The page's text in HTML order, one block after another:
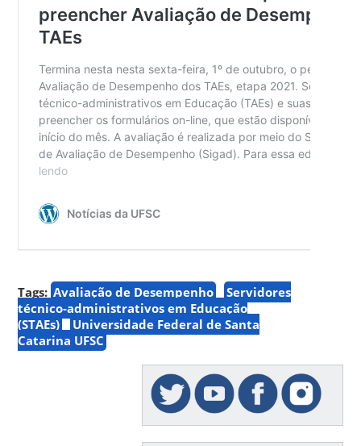
Tags: Avaliação de Desempenho
Servidores
técnico-administrativos em Educação
(STAEs)
Universidade Federal de Santa
Catarina UFSC